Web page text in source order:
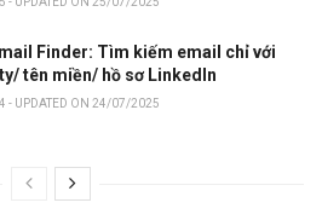
Finder: Tìm kiếm email chỉ với
tên miền/ hồ sơ LinkedIn
- UPDATED ON 24/07/2025